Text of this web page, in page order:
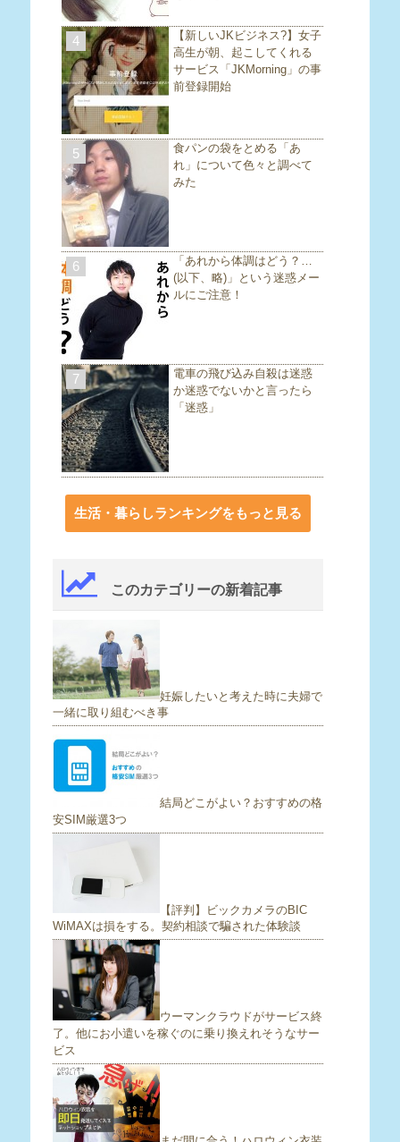
4
【新しいJKビジネス?】女子
高生が朝、起こしてくれる
サービス「JKMorning」の事
前登録開始
5
食パンの袋をとめる「あ
れ」について色々と調べて
みた
6
「あれから体調はどう？…
(以下、略)」という迷惑メー
ルにご注意！
7
電車の飛び込み自殺は迷惑
か迷惑でないかと言ったら
「迷惑」
生活・暮らしランキングをもっと見る
このカテゴリーの新着記事
妊娠したいと考えた時に夫婦で
一緒に取り組むべき事
結局どこがよい？おすすめの格
安SIM厳選3つ
【評判】ビックカメラのBIC
WiMAXは損をする。契約相談で騙された体験談
ウーマンクラウドがサービス終
了。他にお小遣いを稼ぐのに乗り換えれそうなサー
ビス